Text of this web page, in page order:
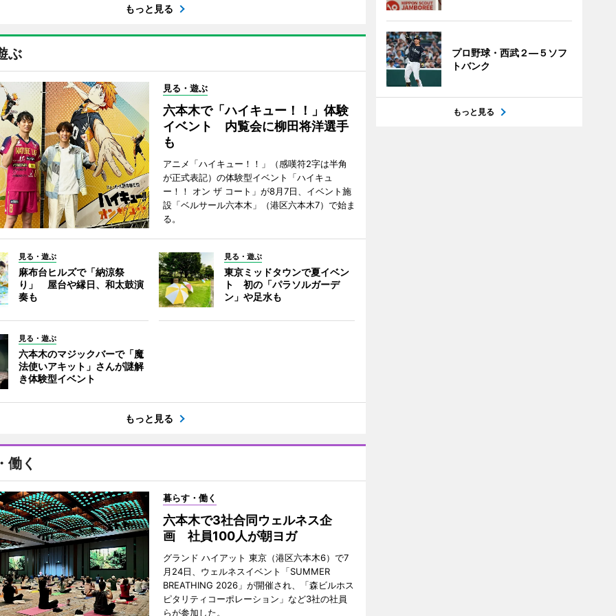
もっと見る
ぶ
見る・遊ぶ
六本木で「ハイキュー！！」体験
イベント 内覧会に柳田将洋選手
も
アニメ「ハイキュー！！」（感嘆符2字は半角
が正式表記）の体験型イベント「ハイキュ
ー！！ オン ザ コート」が8月7日、イベント施
設「ベルサール六本木」（港区六本木7）で始ま
る。
見る・遊ぶ
麻布台ヒルズで「納涼祭
り」 屋台や縁日、和太鼓演
奏も
見る・遊ぶ
東京ミッドタウンで夏イベン
ト 初の「パラソルガーデ
ン」や足水も
見る・遊ぶ
六本木のマジックバーで「魔
法使いアキット」さんが謎解
き体験型イベント
もっと見る
働く
暮らす・働く
六本木で3社合同ウェルネス企
画 社員100人が朝ヨガ
グランド ハイアット 東京（港区六本木6）で7
月24日、ウェルネスイベント「SUMMER
BREATHING 2026」が開催され、「森ビルホス
ピタリティコーポレーション」など3社の社員
らが参加した。
プロ野球・西武２―５ソフ
トバンク
もっと見る